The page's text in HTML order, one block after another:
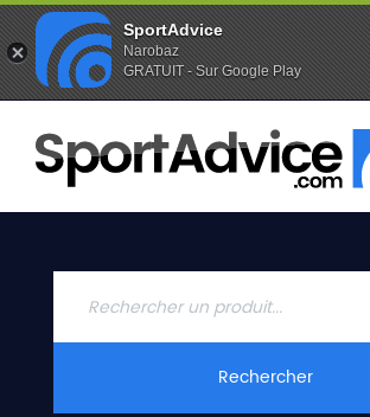
Favoris (0) Alertes (0)
ACCUEIL
SKIS
2020
Rechercher
SportAdvice
Narobaz
GRATUIT - Sur Google Play